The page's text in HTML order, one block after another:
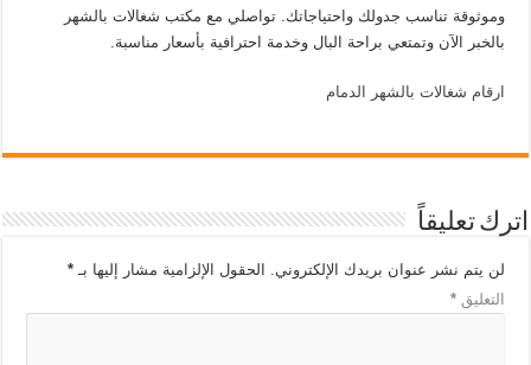
وموثوقة تناسب جدولك واحتياجاتك. تواصلي مع مكتب شغالات بالشهر
بالخبر الآن وتمتعي براحة البال وخدمة احترافية بأسعار مناسبة.
ارقام شغالات بالشهر الدمام
اترك تعليقاً
لن يتم نشر عنوان بريدك الإلكتروني. الحقول الإلزامية مشار إليها بـ*
التعليق*